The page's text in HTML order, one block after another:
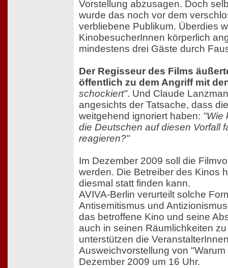
Vorstellung abzusagen. Doch
wurde das noch vor dem
verbliebene Publikum. Überdies
KinobesucherInnen körperlich
mindestens drei Gäste durch
Der Regisseur des Films
öffentlich zu dem Angriff mit
schockiert". Und Claude
angesichts der Tatsache, dass
weitgehend ignoriert haben: "Wie
die Deutschen auf diesen Vorfall
reagieren?"
Im Dezember 2009 soll die
werden. Die Betreiber des Kinos
diesmal statt finden kann.
AVIVA-Berlin verurteilt solche
Antisemitismus und
das betroffene Kino und seine
auch in seinen Räumlichkeiten
unterstützen die
Ausweichvorstellung von
Dezember 2009 um 16 Uhr.